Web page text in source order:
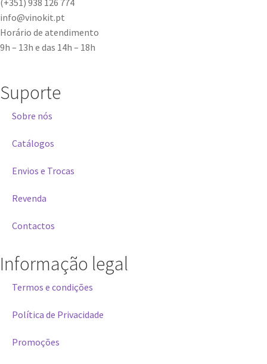
info@vinokit.pt
Horário de atendimento
9h – 13h e das 14h – 18h
Suporte
Sobre nós
Catálogos
Envios e Trocas
Revenda
Contactos
Informação legal
Termos e condições
Política de Privacidade
Promoções